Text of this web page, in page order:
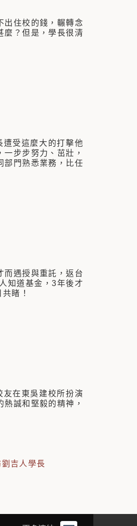
出住校的錢，輾轉念
麼？但是，學長很清
受這麼大的打擊他
步步努力、茁壯，
部門熟悉業務，比任
而遇授與重託，返台
知道基金，3年後才
睹！
在東吳建校所扮演
誠和堅毅的精神，
吉人學長